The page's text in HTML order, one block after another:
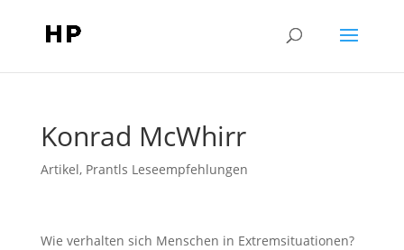
Konrad McWhirr
Artikel, Prantls Leseempfehlungen
Wie verhalten sich Menschen in Extremsituationen?